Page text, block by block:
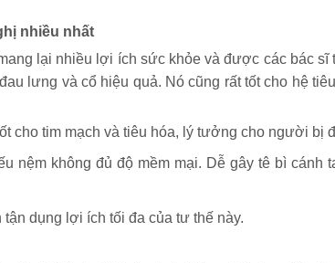
nhiều nhất
lại nhiều lợi ích sức khỏe và được các bác
lưng và cổ hiệu quả. Nó cũng rất tốt cho hệ
cho tim mạch và tiêu hóa, lý tưởng cho người bị
nệm không đủ độ mềm mại. Dễ gây tê bì cánh
tận dụng lợi ích tối đa của tư thế này.